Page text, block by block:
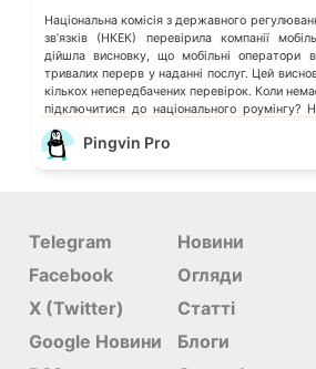
Національна комісія з державного
звʼязків (НКЕК) перевірила компанії
дійшла висновку, що мобільні оператори
тривалих перерв у наданні послуг. Цей
кількох непередбачених перевірок. Коли
підключитися до національного роумінгу?
Україні хочуть запровадити на постійній […]
Pingvin Pro
Telegram
Facebook
X (Twitter)
Google Новини
Новини
Огляди
Статті
Блоги